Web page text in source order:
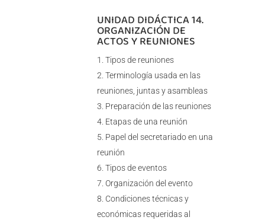
UNIDAD DIDÁCTICA 14.
ORGANIZACIÓN DE
ACTOS Y REUNIONES
Tipos de reuniones
Terminología usada en las
reuniones, juntas y asambleas
Preparación de las reuniones
Etapas de una reunión
Papel del secretariado en una
reunión
Tipos de eventos
Organización del evento
Condiciones técnicas y
económicas requeridas al